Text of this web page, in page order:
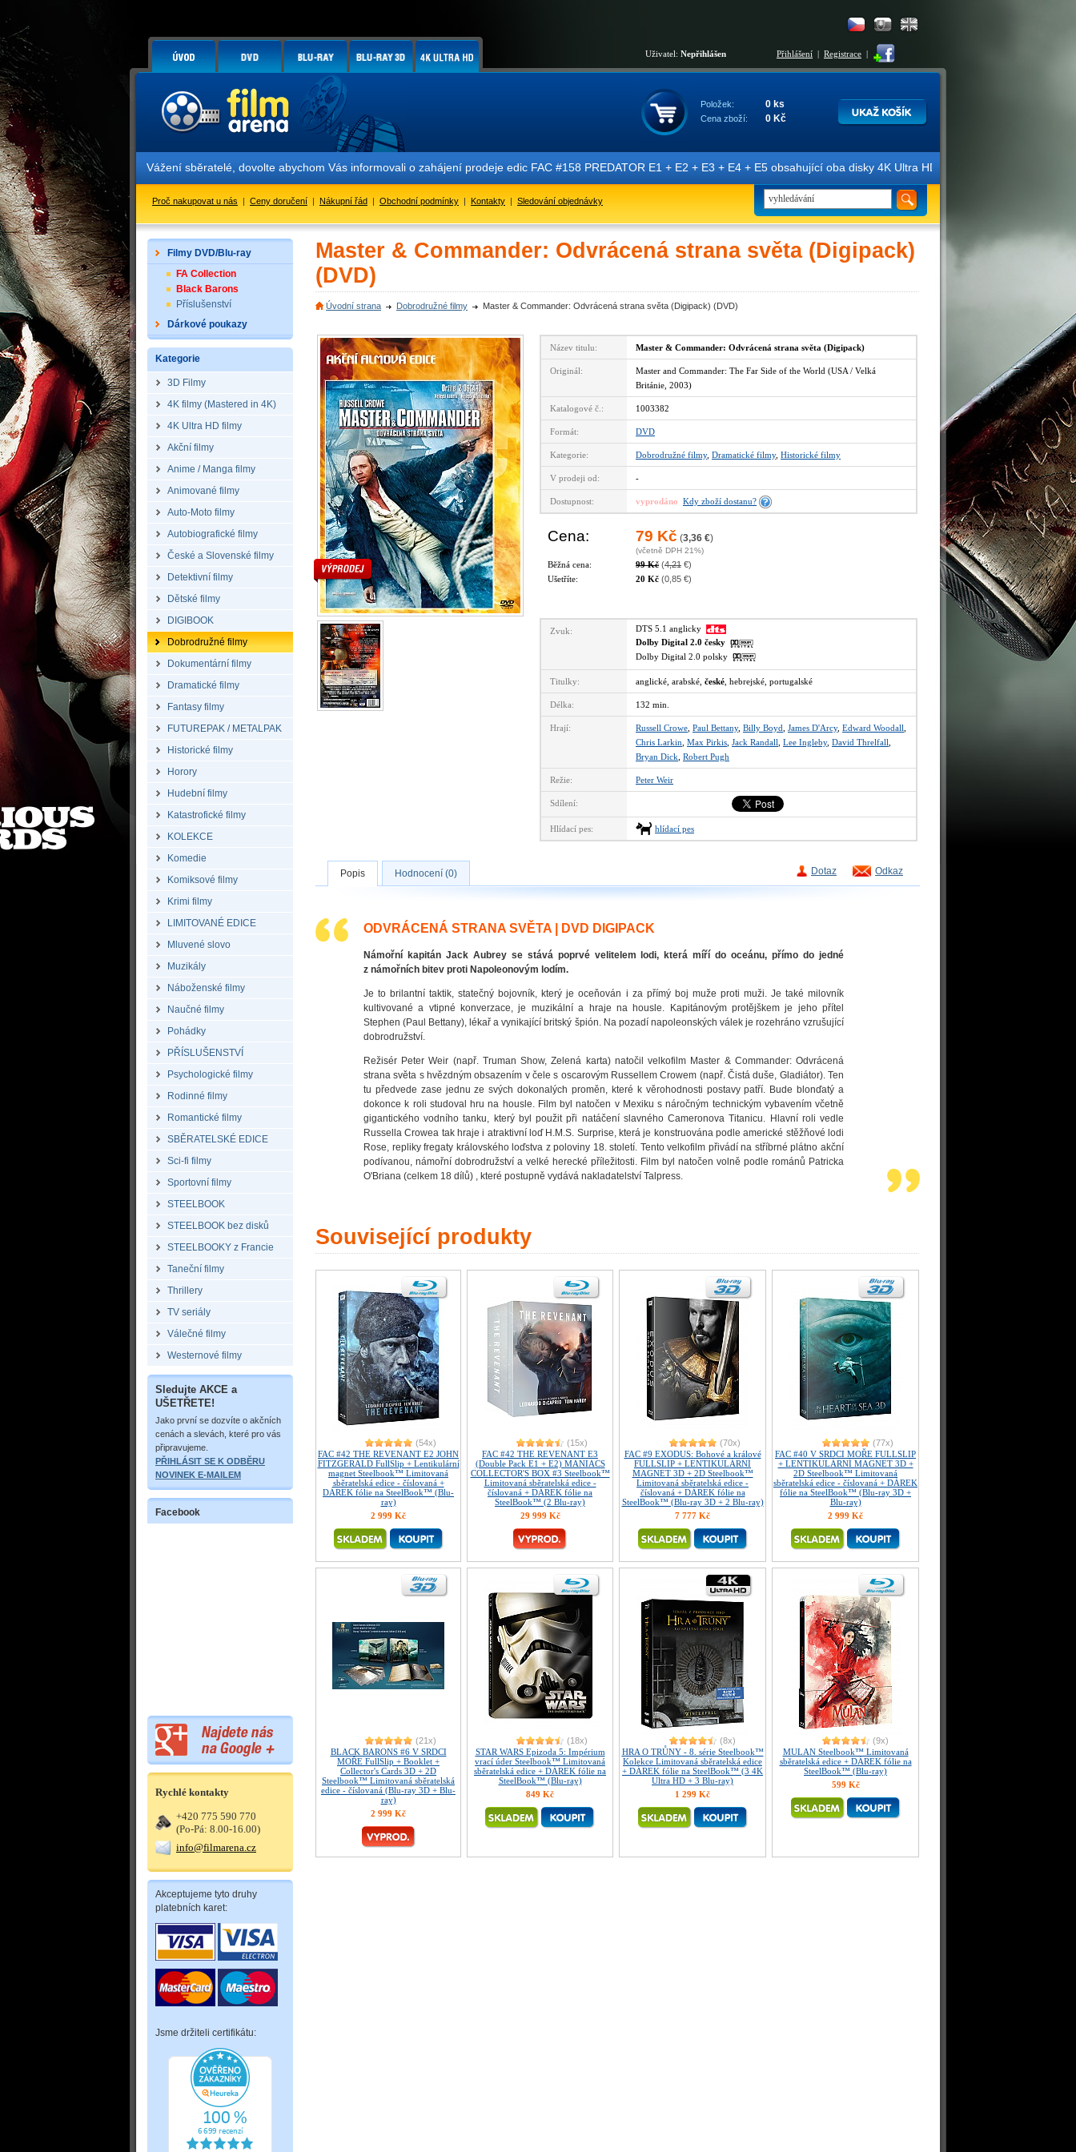
Uživatel: Nepřihlášen Přihlášení | Registrace |
Položek: 0 ks
Cena zboží: 0 Kč
Vážení sběratelé, dovolte abychom Vás informovali o zahájení prodeje edic FAC #158 PREDATOR E1 + E2 + E3 + E4 + E5 obsahující oba disky 4K Ultra HD + Blu-ray 3D/2D.
Proč nakupovat u nás | Ceny doručení | Nákupní řád | Obchodní podmínky | Kontakty | Sledování objednávky
Filmy DVD/Blu-ray
FA Collection
Black Barons
Příslušenství
Dárkové poukazy
Kategorie
3D Filmy
4K filmy (Mastered in 4K)
4K Ultra HD filmy
Akční filmy
Anime / Manga filmy
Animované filmy
Auto-Moto filmy
Autobiografické filmy
České a Slovenské filmy
Detektivní filmy
Dětské filmy
DIGIBOOK
Dobrodružné filmy
Dokumentární filmy
Dramatické filmy
Fantasy filmy
FUTUREPAK / METALPAK
Historické filmy
Horory
Hudební filmy
Katastrofické filmy
KOLEKCE
Komedie
Komiksové filmy
Krimi filmy
LIMITOVANÉ EDICE
Mluvené slovo
Muzikály
Náboženské filmy
Naučné filmy
Pohádky
PŘÍSLUŠENSTVÍ
Psychologické filmy
Rodinné filmy
Romantické filmy
SBĚRATELSKÉ EDICE
Sci-fi filmy
Sportovní filmy
STEELBOOK
STEELBOOK bez disků
STEELBOOKY z Francie
Taneční filmy
Thrillery
TV seriály
Válečné filmy
Westernové filmy
Sledujte AKCE a
UŠETŘETE!
Jako první se dozvíte o akčních
cenách a slevách, které pro vás
připravujeme.
PŘIHLÁSIT SE K ODBĚRU
NOVINEK E-MAILEM
Facebook
Rychlé kontakty
+420 775 590 770
(Po-Pá: 8.00-16.00)
info@filmarena.cz
Akceptujeme tyto druhy
platebních karet:
Jsme držiteli certifikátu:
Master & Commander: Odvrácená strana světa (Digipack)
(DVD)
Úvodní strana Dobrodružné filmy Master & Commander: Odvrácená strana světa (Digipack) (DVD)
Název titulu: Master & Commander: Odvrácená strana světa (Digipack)
Originál:
Master and Commander: The Far Side of the World (USA / Velká
Británie, 2003)
Katalogové č.: 1003382
Formát: DVD
Kategorie: Dobrodružné filmy, Dramatické filmy, Historické filmy
V prodeji od: -
Dostupnost: vyprodáno Kdy zboží dostanu?
Cena: 79 Kč (3,36 €)
(včetně DPH 21%)
Běžná cena: 99 Kč (4,21 €)
Ušetříte:
20 Kč (0,85 €)
Zvuk:
DTS 5.1 anglicky
Dolby Digital 2.0 česky
Dolby Digital 2.0 polsky
Titulky: anglické, arabské, české , hebrejské, portugalské
Délka: 132 min.
Hrají: Russell Crowe Paul Bettany, Billy Boyd James D'Arcy, Edward Woodall
Chris Larkin Max Pirkis Jack Randall Lee Ingleby, David Threlfall
Bryan Dick Robert Pugh
Režie: Peter Weir
Sdílení:
Hlídací pes: hlídací pes
Dotaz Odkaz
Popis Hodnocení (0)
ODVRÁCENÁ STRANA SVĚTA | DVD DIGIPACK
Námořní kapitán Jack Aubrey se stává poprvé velitelem lodi, která míří do oceánu, přímo do jedné
z námořních bitev proti Napoleonovým lodím.
Je to brilantní taktik, statečný bojovník, který je oceňován i za přímý boj muže proti muži. Je také milovník
kultivované a vtipné konverzace, je muzikální a hraje na housle. Kapitánovým protějškem je jeho přítel
Stephen (Paul Bettany), lékař a vynikající britský špión. Na pozadí napoleonských válek je rozehráno vzrušující
dobrodružství.
Režisér Peter Weir (např. Truman Show, Zelená karta) natočil velkofilm Master & Commander: Odvrácená
strana světa s hvězdným obsazením v čele s oscarovým Russellem Crowem (např. Čistá duše, Gladiátor). Ten
tu předvede zase jednu ze svých dokonalých proměn, které k věrohodnosti postavy patří. Bude blonďatý a
dokonce k roli studoval hru na housle. Film byl natočen v Mexiku s náročným technickým vybavením včetně
gigantického vodního tanku, který byl použit při natáčení slavného Cameronova Titanicu. Hlavní roli vedle
Russella Crowea tak hraje i atraktivní loď H.M.S. Surprise, která je konstruována podle americké stěžňové lodi
Rose, repliky fregaty královského loďstva z poloviny 18. století. Tento velkofilm přivádí na stříbrné plátno akční
podívanou, námořní dobrodružství a velké herecké příležitosti. Film byl natočen volně podle románů Patricka
O'Briana (celkem 18 dílů) , které postupně vydává nakladatelství Talpress.
Související produkty
(54x)
FAC #42 THE REVENANT E2 JOHN
FITZGERALD FullSlip + Lentikulární
magnet Steelbook™ Limitovaná
sběratelská edice - číslovaná +
DÁREK fólie na SteelBook™ (Blu-
ray)
2 999 Kč
(15x)
FAC #42 THE REVENANT E3
(Double Pack E1 + E2) MANIACS
COLLECTOR'S BOX #3 Steelbook™
Limitovaná sběratelská edice -
číslovaná + DÁREK fólie na
SteelBook™ (2 Blu-ray)
29 999 Kč
(70x)
FAC #9 EXODUS: Bohové a králové
FULLSLIP + LENTIKULÁRNÍ
MAGNET 3D + 2D Steelbook™
Limitovaná sběratelská edice -
číslovaná + DÁREK fólie na
SteelBook™ (Blu-ray 3D + 2 Blu-ray)
7 777 Kč
(77x)
FAC #40 V SRDCI MOŘE FULLSLIP
+ LENTIKULÁRNÍ MAGNET 3D +
2D Steelbook™ Limitovaná
sběratelská edice - číslovaná + DÁREK
fólie na SteelBook™ (Blu-ray 3D +
Blu-ray)
2 999 Kč
(21x)
BLACK BARONS #6 V SRDCI
MOŘE FullSlip + Booklet +
Collector's Cards 3D + 2D
Steelbook™ Limitovaná sběratelská
edice - číslovaná (Blu-ray 3D + Blu-
ray)
2 999 Kč
(18x)
STAR WARS Epizoda 5: Impérium
vrací úder Steelbook™ Limitovaná
sběratelská edice + DÁREK fólie na
SteelBook™ (Blu-ray)
849 Kč
(8x)
HRA O TRŮNY - 8. série Steelbook™
Kolekce Limitovaná sběratelská edice
+ DÁREK fólie na SteelBook™ (3 4K
Ultra HD + 3 Blu-ray)
1 299 Kč
(9x)
MULAN Steelbook™ Limitovaná
sběratelská edice + DÁREK fólie na
SteelBook™ (Blu-ray)
599 Kč